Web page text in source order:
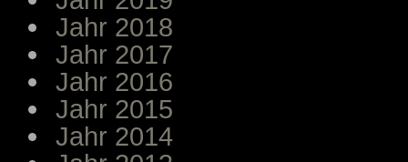
Jahr 2018
Jahr 2017
Jahr 2016
Jahr 2015
Jahr 2014